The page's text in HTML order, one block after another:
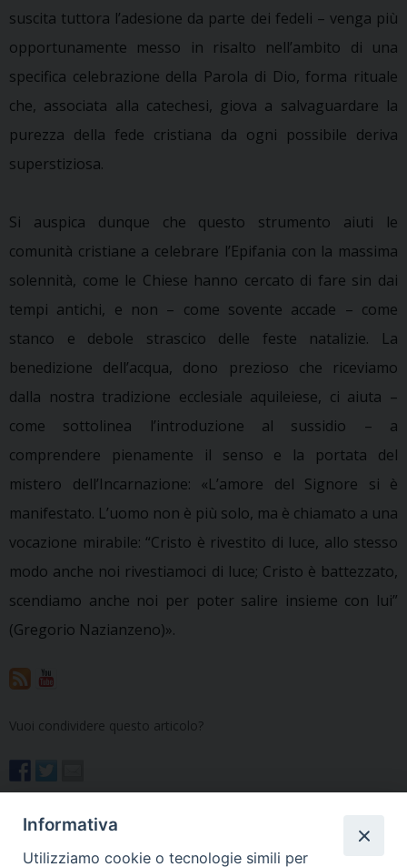
suscita tuttora l’adesione da parte dei fedeli – venga più
opportunamente messo in risalto nell’ambito di una
specifica celebrazione della Parola di Dio, forma rituale
che, associata alla catechesi, giova a salvaguardare la
purezza della fede cristiana da ogni possibile deriva
superstiziosa.
Si auspica dunque che questo strumento aiuti le
comunità cristiane a celebrare l’Epifania con la massima
solennità, come le Chiese hanno cercato di fare sin dai
tempi antichi, e non – come sovente accade – come
stanco e debole strascico delle feste natalizie. La
benedizione dell’acqua, dono prezioso che riceviamo
dalla nostra tradizione ecclesiale aquileiese, ci aiuta –
come sottolinea l’introduzione al sussidio – a
comprendere pienamente il senso e la portata del
mistero dell’Incarnazione: «L’amore del Signore si è
manifestato. L’uomo non è più solo, ma è chiamato a una
vocazione mirabile: “Cristo è rivestito di luce, allo stesso
modo anche noi rivestiamoci di luce; Cristo è battezzato,
scendiamo anche noi per poter salire insieme con lui”
(Gregorio Nazianzeno)».
Vuoi condividere questo articolo?
Benedizion-da-laghe
Informativa
Utilizziamo cookie o tecnologie simili per